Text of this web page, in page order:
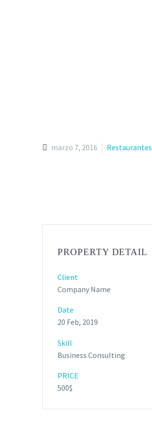
marzo 7, 2016 Restaurantes
PROPERTY DETAIL
Client
Company Name
Date
20 Feb, 2019
Skill
Business Consulting
PRICE
500$